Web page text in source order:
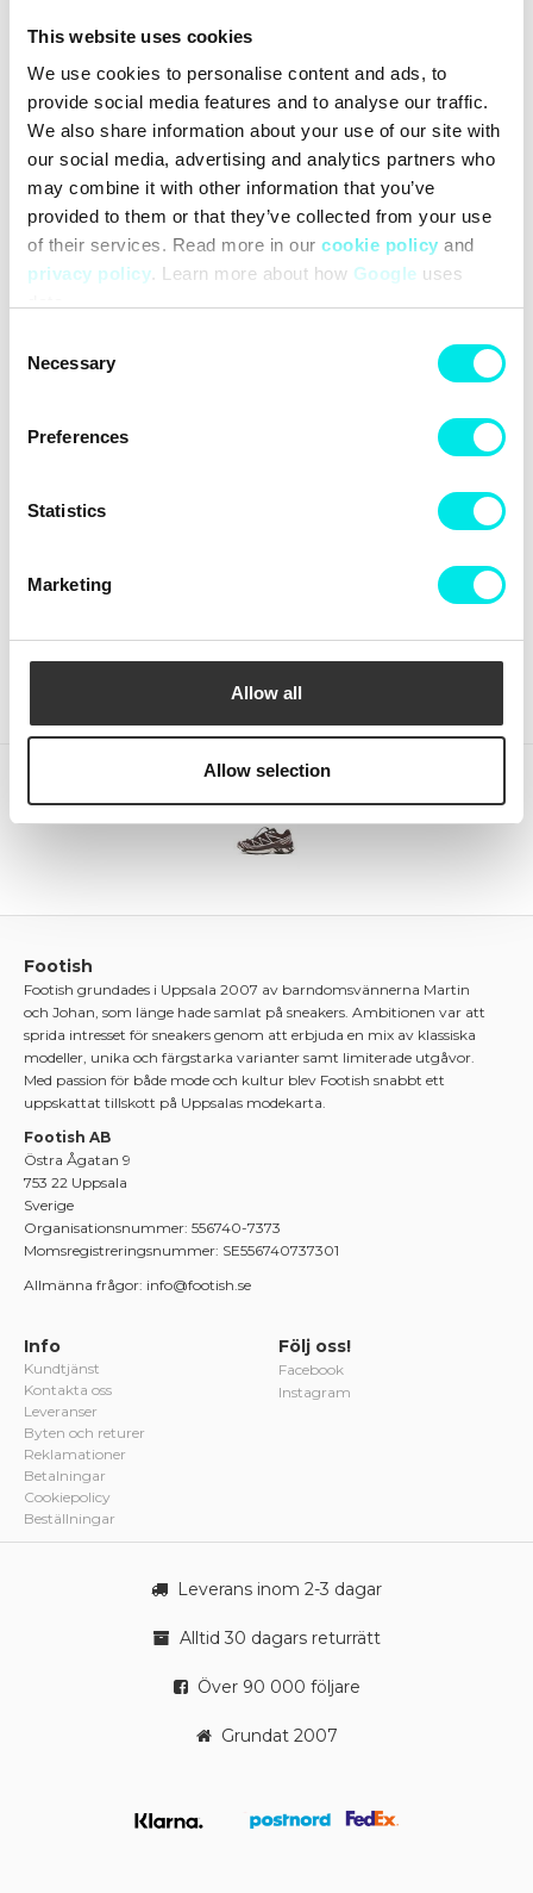
This website uses cookies
We use cookies to personalise content and ads, to
provide social media features and to analyse our traffic.
We also share information about your use of our site with
our social media, advertising and analytics partners who
may combine it with other information that you’ve
provided to them or that they’ve collected from your use
of their services. Read more in our cookie policy and
privacy policy. Learn more about how Google uses
Selection
Necessary
Preferences
Statistics
Marketing
Allow all
Allow selection
Rengöring Leveranser Storleksguide
Care Pack
KÖP
KÖP
Nyligen besökta produkter
Footish
Footish grundades i Uppsala 2007 av barndomsvännerna Martin
och Johan, som länge hade samlat på sneakers. Ambitionen var att
sprida intresset för sneakers genom att erbjuda en mix av klassiska
modeller, unika och färgstarka varianter samt limiterade utgåvor.
Med passion för både mode och kultur blev Footish snabbt ett
uppskattat tillskott på Uppsalas modekarta.
Footish AB
Östra Ågatan 9
753 22 Uppsala
Sverige
Organisationsnummer: 556740-7373
Momsregistreringsnummer: SE556740737301
Allmänna frågor: info@footish.se
Info
Kundtjänst
Kontakta oss
Leveranser
Byten och returer
Reklamationer
Betalningar
Cookiepolicy
Beställningar
Följ oss!
Facebook
Instagram
Leverans inom 2-3 dagar
Alltid 30 dagars returrätt
Över 90 000 följare
Grundat 2007